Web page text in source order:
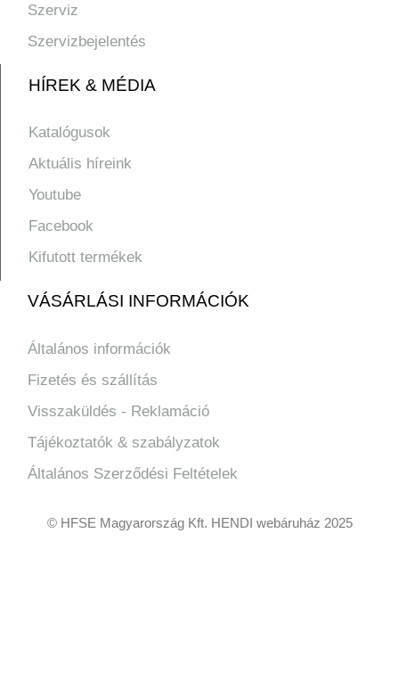
Szerviz
Szervizbejelentés
HÍREK & MÉDIA
Katalógusok
Aktuális híreink
Youtube
Facebook
Kifutott termékek
VÁSÁRLÁSI INFORMÁCIÓK
Általános információk
Fizetés és szállítás
Visszaküldés - Reklamáció
Tájékoztatók & szabályzatok
Általános Szerződési Feltételek
© HFSE Magyarország Kft. HENDI webáruház 2025